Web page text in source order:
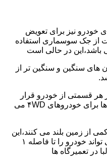
خودرو نیز برای تعویض
از جک سوسماری استفاده
در حالی است
سنگین و سنگین تر از
قسمتی از خودرو قرار
بگیرد.جک سوسماری از بهترین جک ها برای خودروهای ۴WD می
از زمین بلند می کنند،این
درحالی است که جک سوسماری می تواند خودرو را تا فاصله ۱
در تعمیرگاه ها